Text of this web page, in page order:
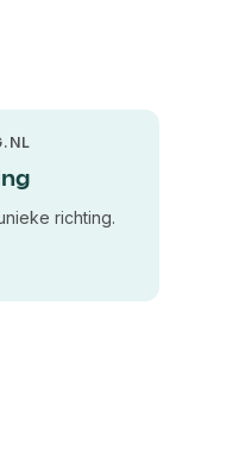
richting.